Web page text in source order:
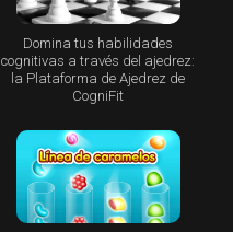
Domina tus habilidades
cognitivas a través del ajedrez:
la Plataforma de Ajedrez de
CogniFit